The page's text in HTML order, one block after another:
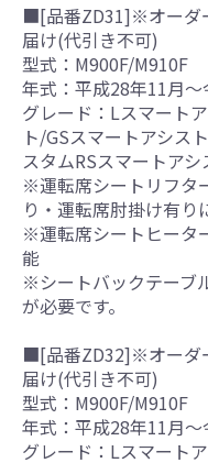
■[品番ZD31]※オーダ
届け(代引き不可)
型式：M900F/M910F
年式：平成28年11月～
グレード：Lスマート
ト/GSスマートアシス
スタムRSスマートアシ
※運転席シートリフタ
り・運転席肘掛け有り
※運転席シートヒータ
能
※シートバックテーブ
が必要です。
■[品番ZD32]※オーダ
届け(代引き不可)
型式：M900F/M910F
年式：平成28年11月～
グレード：Lスマート